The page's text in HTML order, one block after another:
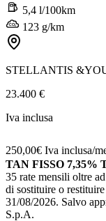
5,4 l/100km
123 g/km
STELLANTIS
23.400 €
Iva inclusa
250,00€ Iva inclusa/
TAN FISSO 7,35%
35 rate mensili oltre
di sostituire o
31/08/2026. Salvo
S.p.A.